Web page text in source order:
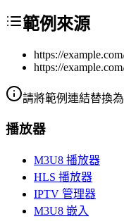
範例來源
https://
https://
請將範例連結替換
播放器
M3U8 播放器
HLS 播放器
IPTV 管理器
M3U8 嵌入